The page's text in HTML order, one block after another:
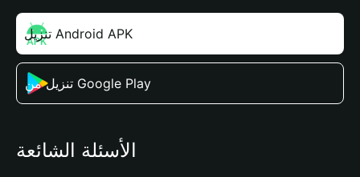
تنزيل Android APK
تنزيل من Google Play
الأسئلة الشائعة